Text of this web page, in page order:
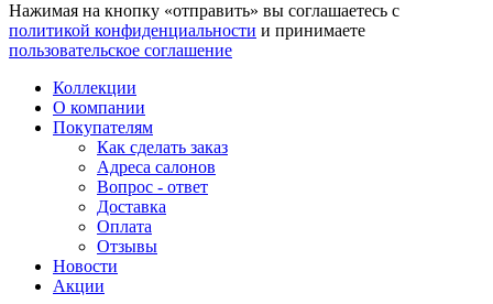
Нажимая на кнопку «отправить» вы соглашаетесь с
политикой конфиденциальности и принимаете
пользовательское соглашение
Коллекции
О компании
Покупателям
Как сделать заказ
Адреса салонов
Вопрос - ответ
Доставка
Оплата
Отзывы
Новости
Акции